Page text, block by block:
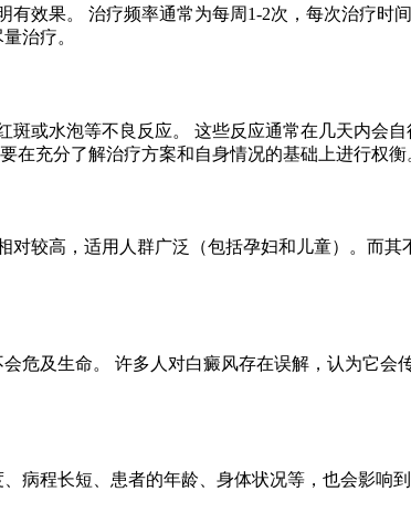
效果。 治疗频率通常为每周1-2次，每次治疗时
治疗。
斑或水泡等不良反应。 这些反应通常在几天内会
在充分了解治疗方案和自身情况的基础上进行权衡
对较高，适用人群广泛（包括孕妇和儿童）。而
危及生命。 许多人对白癜风存在误解，认为它
病程长短、患者的年龄、身体状况等，也会影响